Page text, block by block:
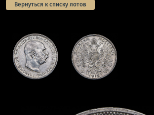
Вернуться к списку лотов